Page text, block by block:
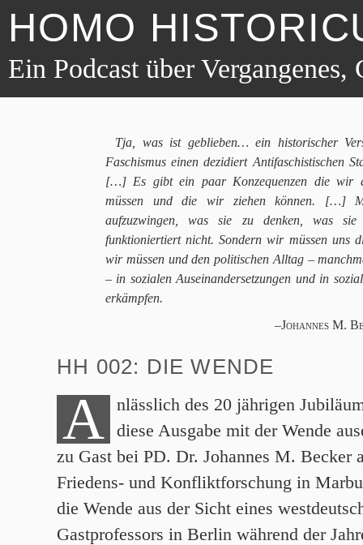
HOMO
Ein Podcast über
Tja, was ist geblieben… ein historischer
Faschismus einen dezidiert Antifaschistischen
[…] Es gibt ein paar Konzequenzen die wir
müssen und die wir ziehen können. […]
aufzuzwingen, was sie zu denken, was
funktioniertiert nicht. Sondern wir müssen uns
wir müssen und den politischen Alltag –
– in sozialen Auseinandersetzungen und in
erkämpfen.
–Johannes M.
HH 002: DIE WENDE
A
nlässlich des 20 jährigen
diese Ausgabe mit der Wende
zu Gast bei PD. Dr. Johannes M. Becker
Friedens- und Konfliktforschung in
die Wende aus der Sicht eines
Gastprofessors in Berlin während der